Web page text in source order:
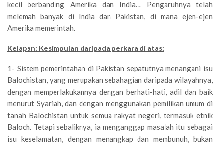
kecil berbanding Amerika dan India… Pengaruhnya telah
melemah banyak di India dan Pakistan, di mana ejen-ejen
Amerika memerintah.
Kelapan: Kesimpulan daripada perkara di atas:
1- Sistem pemerintahan di Pakistan sepatutnya menangani isu
Balochistan, yang merupakan sebahagian daripada wilayahnya,
dengan memperlakukannya dengan berhati-hati, adil dan baik
menurut Syariah, dan dengan menggunakan pemilikan umum di
tanah Balochistan untuk semua rakyat negeri, termasuk etnik
Baloch. Tetapi sebaliknya, ia menganggap masalah itu sebagai
isu keselamatan, dengan menangkap dan membunuh, bukan